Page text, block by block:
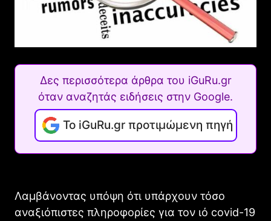
Δες περισσότερα άρθρα του iGuRu.gr
όταν αναζητάς ειδήσεις στην Google.
Το iGuRu.gr προτιμώμενη πηγή
Λαμβάνοντας υπόψη ότι υπάρχουν τόσο
αναξιόπιστες πληροφορίες για τον ιό covid-19